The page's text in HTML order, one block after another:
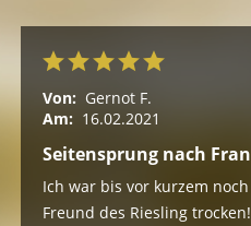
Von: Gernot F.
Am: 16.02.2021
Seitensprung nach
Ich war bis vor kurzem
Freund des Riesling trocken!